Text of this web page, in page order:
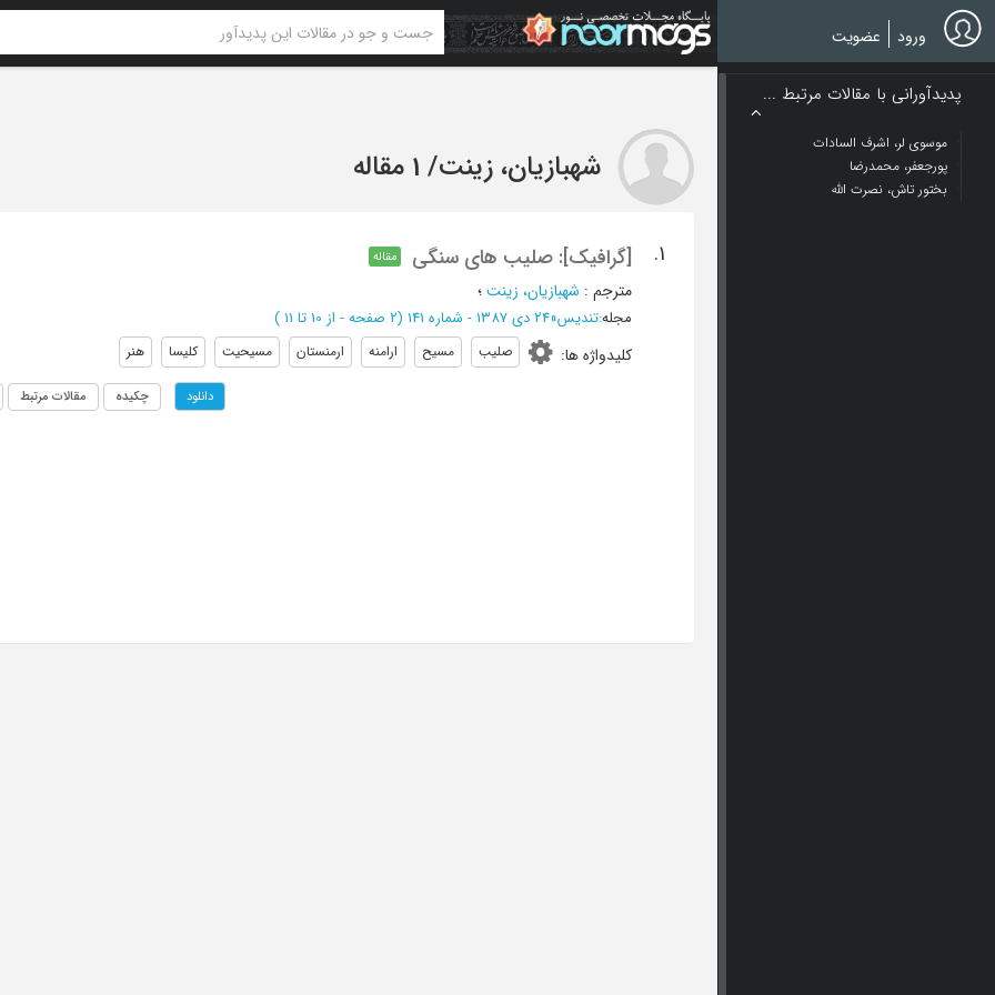
Skip
to
main
ورود عضویت
پدیدآورانی با مقالات مرتبط ...
موسوی لر، اشرف السادات
پورجعفر، محمدرضا
بختور تاش، نصرت الله
شهبازیان، زینت/ 1 مقاله
1. [گرافیک]: صلیب های سنگی مقاله
مترجم : شهبازیان، زینت؛
مجله:تندیس»24 دی 1387 - شماره 141 (‎2 صفحه - از 10 تا 11 )
کلیدواژه ها: صلیب مسیح ارامنه ارمنستان مسیحیت کلیسا هنر
دانلود چکیده مقالات مرتبط